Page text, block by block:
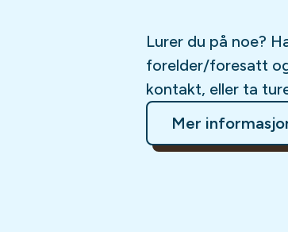
Lurer du på noe?
forelder/foresatt
kontakt, eller ta
Mer